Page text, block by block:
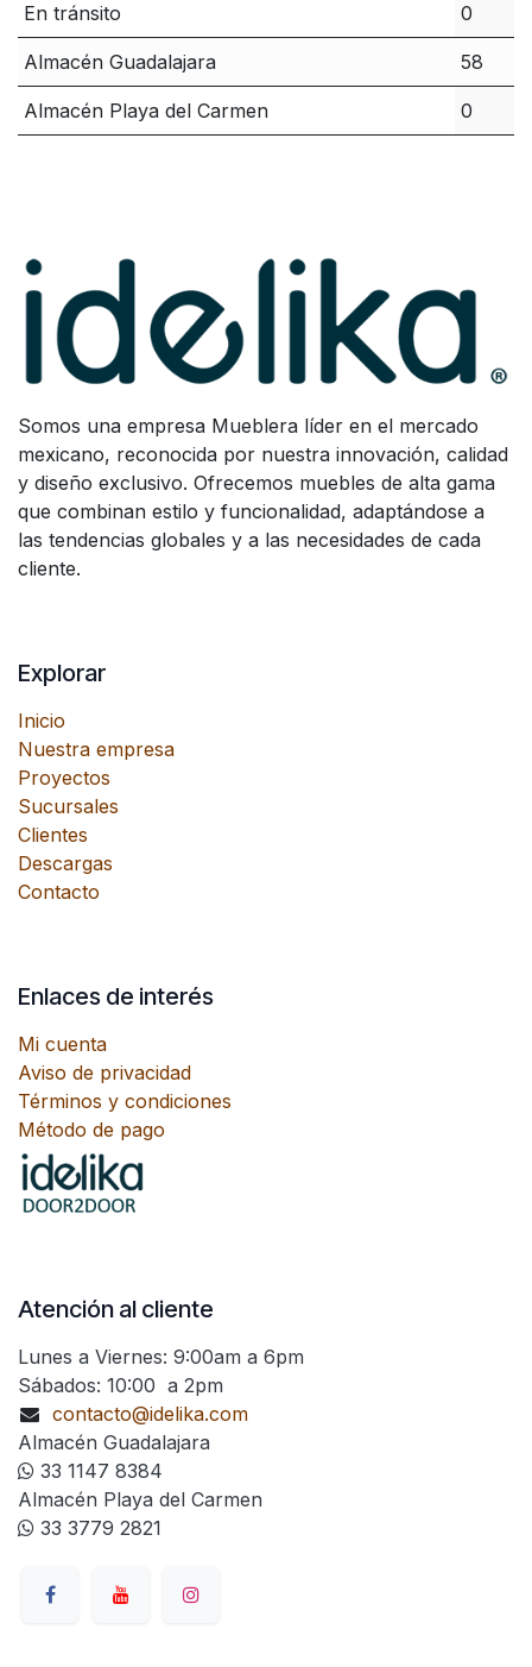
En tránsito 0
Almacén Guadalajara 58
Almacén Playa del Carmen 0
Somos una empresa Mueblera líder en el mercado
mexicano, reconocida por nuestra innovación, calidad
y diseño exclusivo. Ofrecemos muebles de alta gama
que combinan estilo y funcionalidad, adaptándose a
las tendencias globales y a las necesidades de cada
cliente.
Explorar
Inicio
Nuestra empresa
Proyectos
Sucursales
Clientes
Descargas
Contacto
Enlaces de interés
Mi cuenta
Aviso de privacidad
Términos y condiciones
Método de pago
Atención al cliente
Lunes a Viernes: 9:00am a 6pm
Sábados: 10:00 a 2pm
contacto@idelika.com
Almacén Guadalajara
33 1147 8384
Almacén Playa del Carmen
33 3779 2821